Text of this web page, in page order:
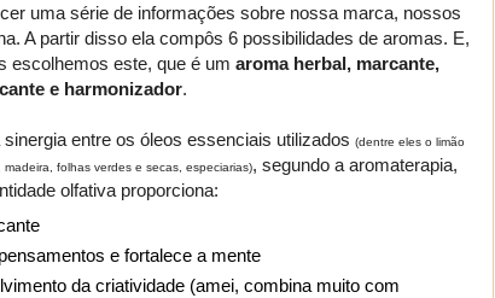
uma série de informações sobre nossa marca, nossos
A partir disso ela compôs 6 possibilidades de aromas. E,
escolhemos este, que é um aroma herbal, marcante,
e harmonizador.
entre os óleos essenciais utilizados (dentre eles o limão
folhas verdes e secas, especiarias), segundo a aromaterapia,
olfativa proporciona:
e fortalece a mente
da criatividade (amei, combina muito com